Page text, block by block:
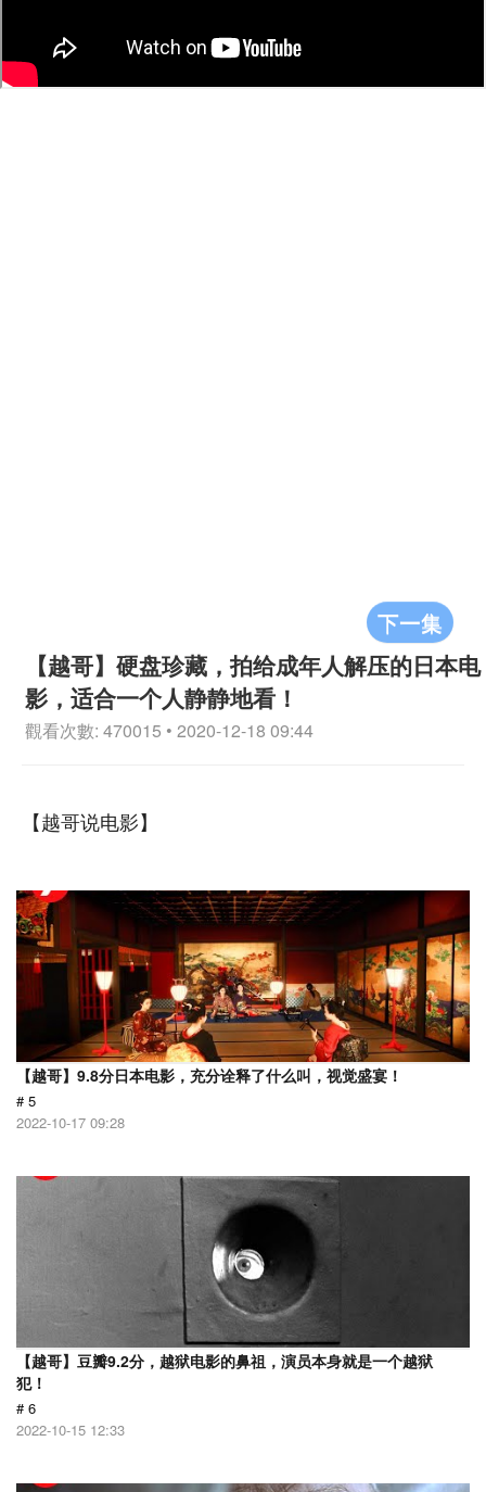
下一集
【越哥】硬盘珍藏，拍给成年人解压的日本电
影，适合一个人静静地看！
觀看次數: 470015 • 2020-12-18 09:44
【越哥说电影】
【越哥】9.8分日本电影，充分诠释了什么叫，视觉盛宴！
# 5
2022-10-17 09:28
【越哥】豆瓣9.2分，越狱电影的鼻祖，演员本身就是一个越狱
犯！
# 6
2022-10-15 12:33